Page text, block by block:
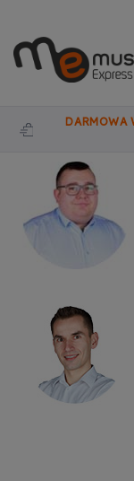
DARMOWA